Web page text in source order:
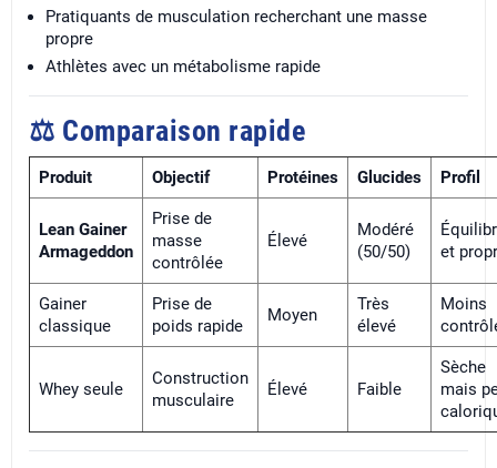
Pratiquants de musculation recherchant une masse
propre
Athlètes avec un métabolisme rapide
⚖️ Comparaison rapide
Produit Objectif Protéines Glucides Profil
Lean Gainer
Armageddon
Prise de
masse
contrôlée
Élevé
Modéré
(50/50)
et
Gainer
classique
Prise de
poids rapide
Moyen
Très
élevé
Moins
Whey seule
Construction
musculaire
Élevé Faible
Sèche
mais